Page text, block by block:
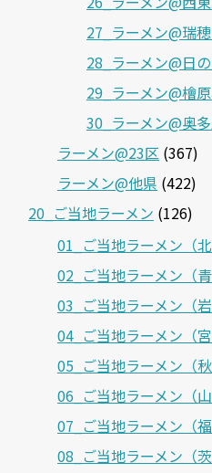
27_ラーメン@瑞
28_ラーメン@日
29_ラーメン@檜
30_ラーメン@奥
ラーメン@23区 (367)
ラーメン@他県 (422)
20_ご当地ラーメン (126)
01_ご当地ラーメン（北
02_ご当地ラーメン（青
03_ご当地ラーメン（岩
04_ご当地ラーメン（宮
05_ご当地ラーメン（秋
06_ご当地ラーメン（山
07_ご当地ラーメン（福
08_ご当地ラーメン（茨